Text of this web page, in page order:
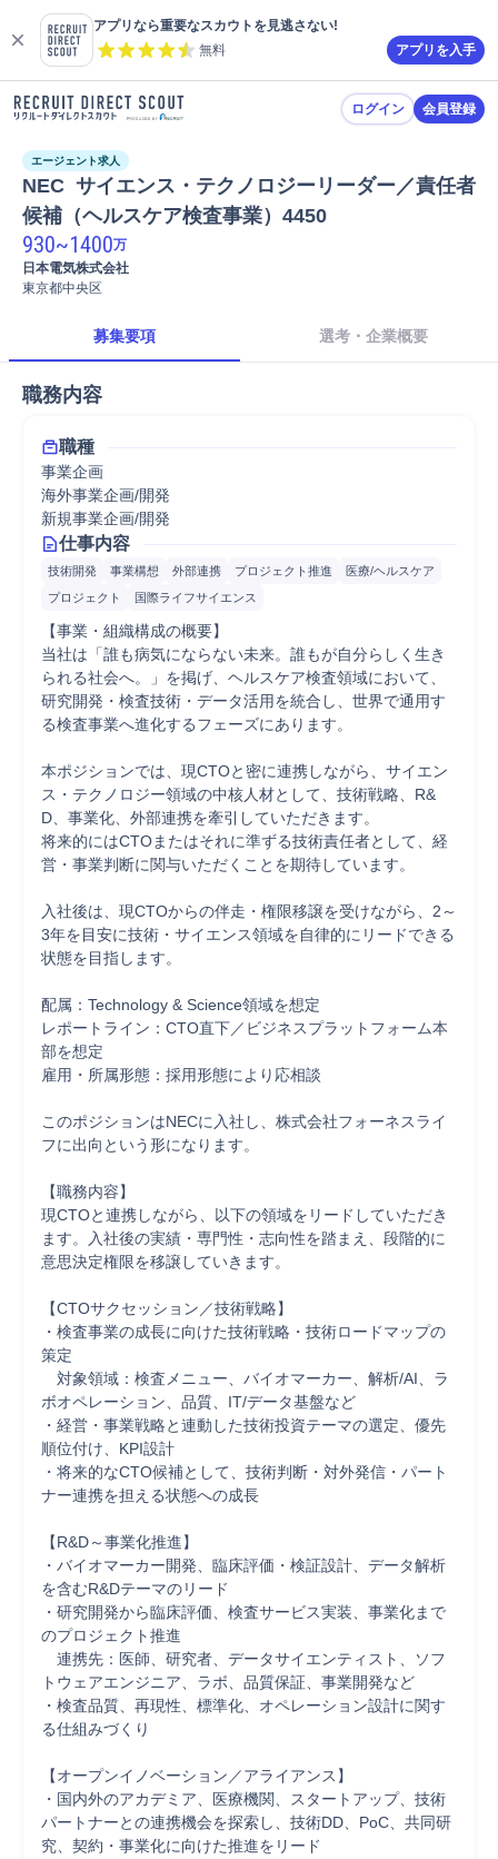
アプリなら重要なスカウトを見逃さない!
無料
アプリを入手
ログイン 会員登録
エージェント求人
NEC  サイエンス・テクノロジーリーダー／責任者
候補（ヘルスケア検査事業）4450
930~1400万
日本電気株式会社
東京都中央区
募集要項 選考・企業概要
職務内容
職種
事業企画
海外事業企画/開発
新規事業企画/開発
仕事内容
技術開発 事業構想 外部連携 プロジェクト推進
医療/ヘルスケア
プロジェクト
国際ライフサイエンス
【事業・組織構成の概要】
当社は「誰も病気にならない未来。誰もが自分らしく生き
られる社会へ。」を掲げ、ヘルスケア検査領域において、
研究開発・検査技術・データ活用を統合し、世界で通用す
る検査事業へ進化するフェーズにあります。
本ポジションでは、現CTOと密に連携しながら、サイエン
ス・テクノロジー領域の中核人材として、技術戦略、R&
D、事業化、外部連携を牽引していただきます。
将来的にはCTOまたはそれに準ずる技術責任者として、経
営・事業判断に関与いただくことを期待しています。
入社後は、現CTOからの伴走・権限移譲を受けながら、2～
3年を目安に技術・サイエンス領域を自律的にリードできる
状態を目指します。
配属：Technology & Science領域を想定
レポートライン：CTO直下／ビジネスプラットフォーム本
部を想定
雇用・所属形態：採用形態により応相談
このポジションはNECに入社し、株式会社フォーネスライ
フに出向という形になります。
【職務内容】
現CTOと連携しながら、以下の領域をリードしていただき
ます。入社後の実績・専門性・志向性を踏まえ、段階的に
意思決定権限を移譲していきます。
【CTOサクセッション／技術戦略】
・検査事業の成長に向けた技術戦略・技術ロードマップの
策定
対象領域：検査メニュー、バイオマーカー、解析/AI、ラ
ボオペレーション、品質、IT/データ基盤など
・経営・事業戦略と連動した技術投資テーマの選定、優先
順位付け、KPI設計
・将来的なCTO候補として、技術判断・対外発信・パート
ナー連携を担える状態への成長
【R&D～事業化推進】
・バイオマーカー開発、臨床評価・検証設計、データ解析
を含むR&Dテーマのリード
・研究開発から臨床評価、検査サービス実装、事業化まで
のプロジェクト推進
連携先：医師、研究者、データサイエンティスト、ソフ
トウェアエンジニア、ラボ、品質保証、事業開発など
・検査品質、再現性、標準化、オペレーション設計に関す
る仕組みづくり
【オープンイノベーション／アライアンス】
・国内外のアカデミア、医療機関、スタートアップ、技術
パートナーとの連携機会を探索し、技術DD、PoC、共同研
究、契約・事業化に向けた推進をリード